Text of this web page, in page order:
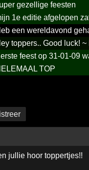
gezellige feesten
1e editie afgelopen
een wereldavond
toppers.. Good luck!
feest op 31-01-09
TOP
jullie hoor toppertjes!!